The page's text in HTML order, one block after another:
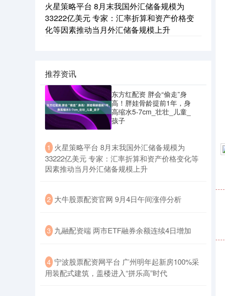
火星策略平台 8月末我国外汇储备规模为
33222亿美元 专家：汇率折算和资产价格变
化等因素推动当月外汇储备规模上升
推荐资讯
东方红配资 胖会“偷走”身
高！胖娃骨龄提前1年，身
高缩水5-7cm_壮壮_儿童_
孩子
1 ​火星策略平台 8月末我国外汇储备规模为
33222亿美元 专家：汇率折算和资产价格变化等
因素推动当月外汇储备规模上升
2 ​大牛股票配资官网 9月4日午间涨停分析
3 ​九融配资端 两市ETF融券余额连续4日增加
4 ​宁波股票配资网平台 广州明年起新房100%采
用装配式建筑，盖楼进入“拼乐高”时代